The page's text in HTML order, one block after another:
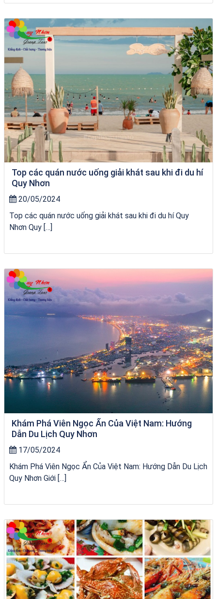
Tour Lào Cai Quy Nhơn
Top các quán nước uống giải khát sau khi đi du hí
Quy Nhơn
20/05/2024
Top các quán nước uống giải khát sau khi đi du hí Quy
Nhơn Quy […]
Khám Phá Viên Ngọc Ẩn Của Việt Nam: Hướng
Dẫn Du Lịch Quy Nhơn
17/05/2024
Khám Phá Viên Ngọc Ẩn Của Việt Nam: Hướng Dẫn Du Lịch
Quy Nhơn Giới […]
Tour Lào Cai Quy Nhơn